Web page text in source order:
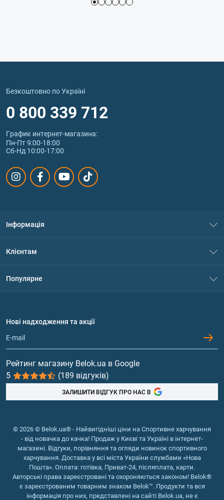
Безкоштовно по Україні
0 800 339 712
График интернет‑магазина:
Пн-Пт 9:00-18:00
Сб-Нд 10:00-17:00
Інформація
Політика конфіденційності
Обмін та повернення
Клієнтам
Популярне
Протеїн
Гейнери
Вітаміни та мінерали
Риб'ячий жир, жирні кислоти
Нові надходження та акції
Рейтинг магазину Belok.ua в Google
5
(189 відгуків)
ЗАЛИШИТИ ВІДГУК ПРО НАС В
© 2026 © Belok.ua® - Найвигідніші ціни на Спортивне харчування
- від новачка до качка! Продаж у Києві та Україні в інтернет-
магазині. Відгуки, порівняння та огляди новинок спортивного
харчування. Доставка у всі міста України службами «Нова
Пошта». Оплата: готівка, Приват-24, післяплата, карти.
Авторські права зареєстровані та охороняються законом! Belok®
є зареєстрованим товарним знаком Belok™. Продукти та вся
інформація про них, представлені на сайті Belok.ua, не є